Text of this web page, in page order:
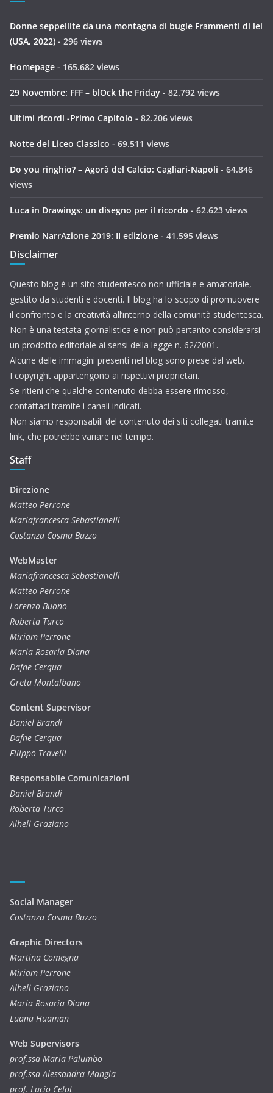
Donne seppellite da una montagna di bugie Frammenti di lei
(USA, 2022) - 296 views
Homepage - 165.682 views
29 Novembre: FFF – blOck the Friday - 82.792 views
Ultimi ricordi -Primo Capitolo - 82.206 views
Notte del Liceo Classico - 69.511 views
Do you ringhio? – Agorà del Calcio: Cagliari-Napoli - 64.846
views
Luca in Drawings: un disegno per il ricordo - 62.623 views
Premio NarrAzione 2019: II edizione - 41.595 views
Disclaimer
Questo blog è un sito studentesco non ufficiale e amatoriale,
gestito da studenti e docenti. Il blog ha lo scopo di promuovere
il confronto e la creatività all’interno della comunità studentesca.
Non è una testata giornalistica e non può pertanto considerarsi
un prodotto editoriale ai sensi della legge n. 62/2001.
Alcune delle immagini presenti nel blog sono prese dal web.
I copyright appartengono ai rispettivi proprietari.
Se ritieni che qualche contenuto debba essere rimosso,
contattaci tramite i canali indicati.
Non siamo responsabili del contenuto dei siti collegati tramite
link, che potrebbe variare nel tempo.
Staff
Direzione
Matteo Perrone
Mariafrancesca Sebastianelli
Costanza Cosma Buzzo
WebMaster
Mariafrancesca Sebastianelli
Matteo Perrone
Lorenzo Buono
Roberta Turco
Miriam Perrone
Maria Rosaria Diana
Dafne Cerqua
Greta Montalbano
Content Supervisor
Daniel Brandi
Dafne Cerqua
Filippo Travelli
Responsabile Comunicazioni
Daniel Brandi
Roberta Turco
Alheli Graziano
Social Manager
Costanza Cosma Buzzo
Graphic Directors
Martina Comegna
Miriam Perrone
Alheli Graziano
Maria Rosaria Diana
Luana Huaman
Web Supervisors
prof.ssa Maria Palumbo
prof.ssa Alessandra Mangia
prof. Lucio Celot